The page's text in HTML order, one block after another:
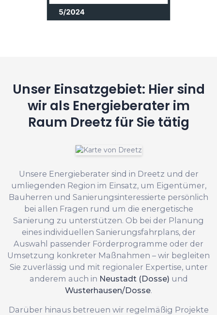
Unser Einsatzgebiet: Hier sind
wir als Energieberater im
Raum Dreetz für Sie tätig
Unsere Energieberater sind in Dreetz und der
umliegenden Region im Einsatz, um Eigentümer,
Bauherren und Sanierungsinteressierte persönlich
bei allen Fragen rund um die energetische
Sanierung zu unterstützen. Ob bei der Planung
eines individuellen Sanierungsfahrplans, der
Auswahl passender Förderprogramme oder der
Umsetzung konkreter Maßnahmen – wir begleiten
Sie zuverlässig und mit regionaler Expertise, unter
anderem auch in Neustadt (Dosse) und
Wusterhausen/Dosse.
Darüber hinaus betreuen wir regelmäßig Projekte